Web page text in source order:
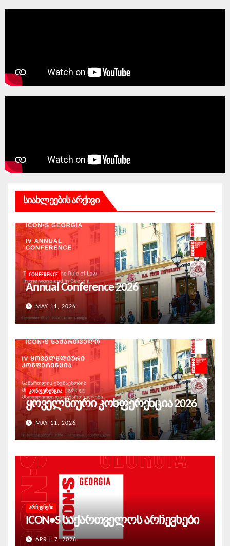
სიახლეების არქივი
CONFERENCE
Annual Conference 2026
MAY 11, 2026
ᲙᲝᲜᲤᲔᲠᲔᲜᲪᲘᲐ
ყოველწიური კონფერენცია 2026
MAY 11, 2026
ᲐᲠᲩᲔᲕᲜᲔᲑᲘ
ICON•S საქართველოს არჩევნები
APRIL 7, 2026